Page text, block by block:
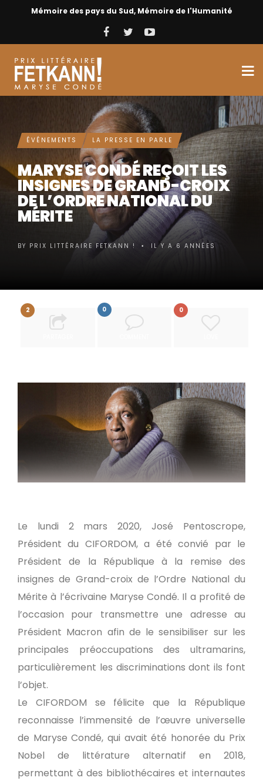
Mémoire des pays du Sud, Mémoire de l'Humanité
ÉVÉNEMENTS LA PRESSE EN PARLE
MARYSE CONDÉ REÇOIT LES
INSIGNES DE GRAND-CROIX
DE L’ORDRE NATIONAL DU
MÉRITE
BY PRIX LITTÉRAIRE FETKANN ! • IL Y A 6 ANNÉES
2 0 0
Le lundi 2 mars 2020, José Pentoscrope,
Président du CIFORDOM, a été convié par le
Président de la République à la remise des
insignes de Grand-croix de l’Ordre National du
Mérite à l’écrivaine Maryse Condé. Il a profité de
l’occasion pour transmettre une adresse au
Président Macron afin de le sensibiliser sur les
principales préoccupations des ultramarins,
particulièrement les discriminations dont ils font
l’objet.
Le CIFORDOM se félicite que la République
reconnaisse l’immensité de l’œuvre universelle
de Maryse Condé, qui avait été honorée du Prix
Nobel de littérature alternatif en 2018,
permettant à des bibliothécaires et internautes